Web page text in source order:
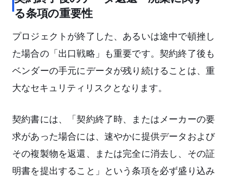
る条項の重要性
プロジェクトが終了した、あるいは途中で頓挫し
た場合の「出口戦略」も重要です。契約終了後も
ベンダーの手元にデータが残り続けることは、重
大なセキュリティリスクとなります。
契約書には、「契約終了時、またはメーカーの要
求があった場合には、速やかに提供データおよび
その複製物を返還、または完全に消去し、その証
明書を提出すること」という条項を必ず盛り込み